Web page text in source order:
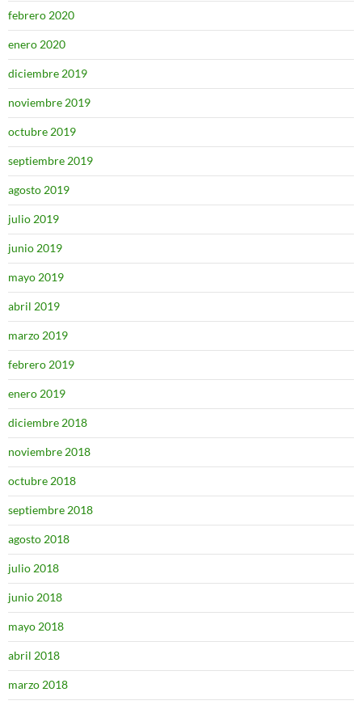
febrero 2020
enero 2020
diciembre 2019
noviembre 2019
octubre 2019
septiembre 2019
agosto 2019
julio 2019
junio 2019
mayo 2019
abril 2019
marzo 2019
febrero 2019
enero 2019
diciembre 2018
noviembre 2018
octubre 2018
septiembre 2018
agosto 2018
julio 2018
junio 2018
mayo 2018
abril 2018
marzo 2018